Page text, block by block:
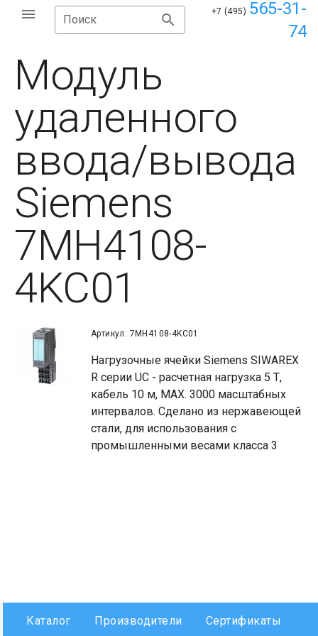
Поиск
+7 (495) 565-31-
74
Модуль
удаленного
ввода/вывода
Siemens
7MH4108-
4KC01
Артикул: 7MH4108-4KC01
Нагрузочные ячейки Siemens SIWAREX
R серии UC - расчетная нагрузка 5 Т,
кабель 10 м, MAX. 3000 масштабных
интервалов. Сделано из нержавеющей
стали, для использования с
промышленными весами класса 3
Каталог Производители Сертификаты